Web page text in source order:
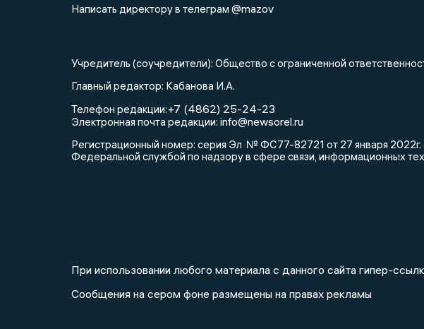
Написать директору в телеграм @mazov
Учредитель (соучредители): Общество с ограниченной
Главный редактор: Кабанова И.А.
Телефон редакции:+7 (4862) 25-24-23
Электронная почта редакции: info@newsorel.ru
Регистрационный номер: серия Эл № ФС77-82721 от 27 января
Федеральной службой по надзору в сфере связи, информационных
При использовании любого материала с данного сайта гипер-
Сообщения на сером фоне размещены на правах рекламы